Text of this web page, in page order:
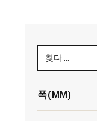
폭(MM)